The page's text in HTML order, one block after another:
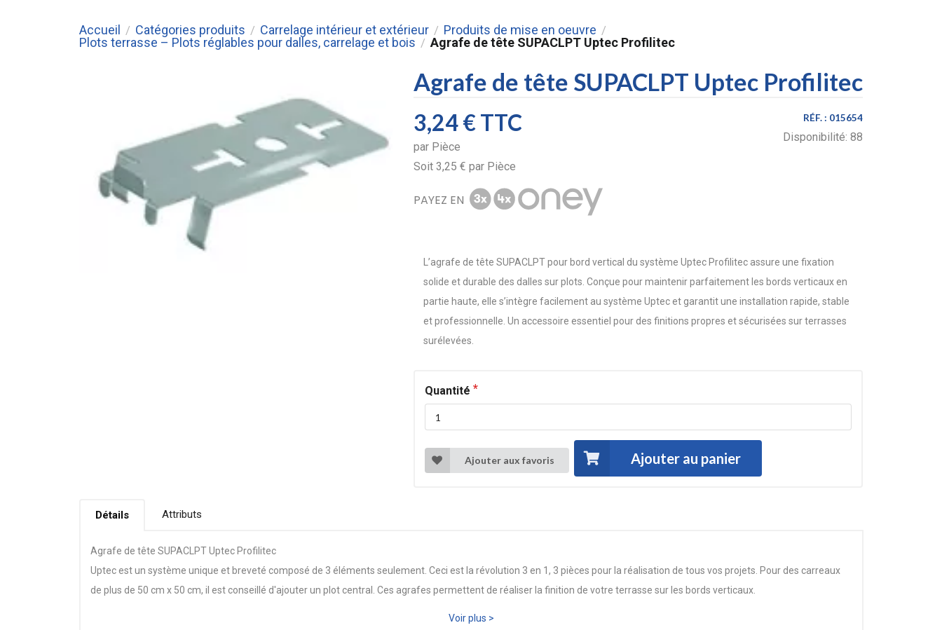
Accueil / Catégories produits / Carrelage intérieur et extérieur / Produits de mise en oeuvre /
Plots terrasse – Plots réglables pour dalles, carrelage et bois / Agrafe de tête SUPACLPT Uptec Profilitec
Agrafe de tête SUPACLPT Uptec Profilitec
3,24 €TTC
par Pièce
Soit3,25 € par Pièce
RÉF. : 015654
Disponibilité:88
PAYEZ EN
L’agrafe de tête SUPACLPT pour bord vertical du système Uptec Profilitec assure une fixation
solide et durable des dalles sur plots. Conçue pour maintenir parfaitement les bords verticaux en
partie haute, elle s’intègre facilement au système Uptec et garantit une installation rapide, stable
et professionnelle. Un accessoire essentiel pour des finitions propres et sécurisées sur terrasses
surélevées.
Quantité
Ajouter aux favoris Ajouter au panier
Détails Attributs
Agrafe de tête SUPACLPT Uptec Profilitec
Uptec est un système unique et breveté composé de 3 éléments seulement. Ceci est la révolution 3 en 1, 3 pièces pour la réalisation de tous vos projets. Pour des carreaux
de plus de 50 cm x 50 cm, il est conseillé d'ajouter un plot central. Ces agrafes permettent de réaliser la finition de votre terrasse sur les bords verticaux.
Voir plus >